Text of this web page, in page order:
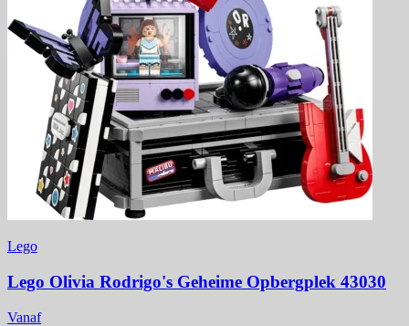
Lego
Lego Olivia Rodrigo's Geheime Opbergplek 43030
Vanaf